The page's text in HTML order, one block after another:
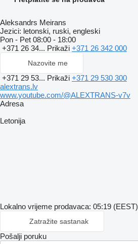
Aleksandrs Meirans
Jezici: letonski, ruski, engleski
Pon - Pet 08:00 - 18:00
+371 26 34... Prikaži +371 26 342 000
Nazovite me
+371 29 53... Prikaži +371 29 530 300
alextrans.lv
www.youtube.com/@ALEXTRANS-v7v
Adresa
Letonija
Lokalno vrijeme prodavaca: 05:19 (EEST)
Zatražite sastanak
Pošalji poruku